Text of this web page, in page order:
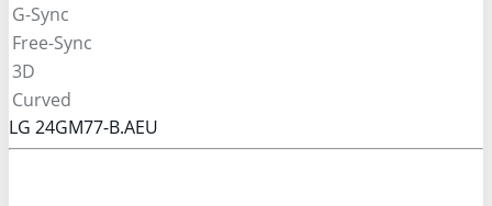
G-Sync
Free-Sync
3D
Curved
LG 24GM77-B.AEU